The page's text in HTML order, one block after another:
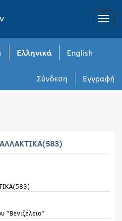
Toggle
Ελληνικά English
Εγγραφή
Σύνδεση
"Βενιζέλειο"